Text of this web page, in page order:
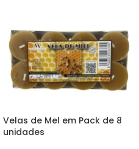
Velas de Mel em Pack de 8
unidades